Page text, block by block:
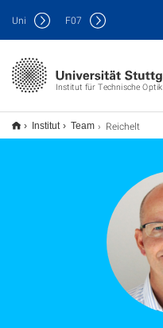
Institut für Technische Optik
Uni F07
Institut Team Reichelt